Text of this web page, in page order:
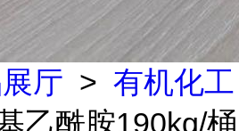
厅 > 有机化工
乙酰胺190kg/桶